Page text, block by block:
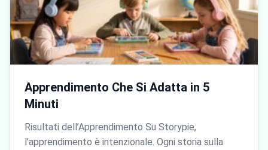
Apprendimento Che Si Adatta in 5
Minuti
Risultati dell’Apprendimento Su Storypie,
l’apprendimento è intenzionale. Ogni storia sulla